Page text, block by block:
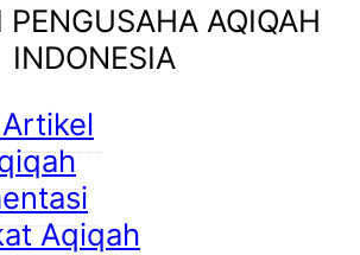
PENGUSAHA AQIQAH
INDONESIA
Aqiqah